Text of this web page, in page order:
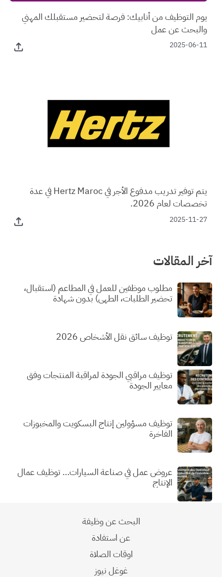
يوم التوظيف من أنابيك: فرصة لتحضير مستقبلك المهني
والبحث عن عمل
2025-06-11
يتم توفير تدريب مدفوع الأجر في Hertz Maroc في عدة
تخصصات لعام 2026.
2025-11-27
آخر المقالات
مطلوب موظفين للعمل في المطاعم (استقبال،
تحضير الطلبات، الطهي) بدون شهادة
توظيف سائق نقل الأشخاص 2026
توظيف مراقبي الجودة لمراقبة المنتجات وفق
معايير الجودة
توظيف مسؤولين إنتاج البسكويت والمخبوزات
الفاخرة
عروض عمل في صناعة السيارات… توظيف عمال
الإنتاج
البحث عن وظيفة
عن استفادة
اوقات الصلاة
غوغل نيوز